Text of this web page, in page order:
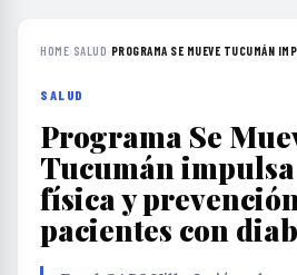
HOME› SALUD› PROGRAMA SE MUEVE TUCUMÁN
SALUD
Programa Se
Tucumán
física y
pacientes con